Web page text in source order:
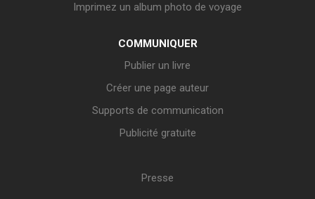
Imprimez un album photo de voyage
COMMUNIQUER
Publier un livre
Créer une page auteur
Supports de communication
Publicité gratuite
Presse